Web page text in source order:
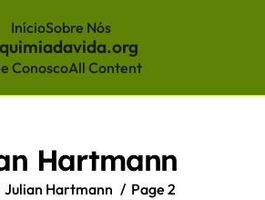
InícioSobre Nós
ConoscoAll Content
Hartmann
Julian Hartmann Page 2